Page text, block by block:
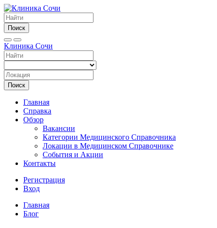
Поиск
Клиника Сочи
Поиск
Главная
Справка
Обзор
Вакансии
Категории Медицинского Справочника
Локации в Медицинском Справочнике
События и Акции
Контакты
Регистрация
Вход
Главная
Блог